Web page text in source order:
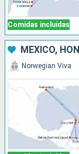
Comidas incluidas
Norwegian Viva